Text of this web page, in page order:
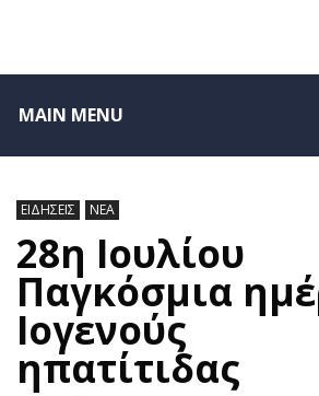
MAIN MENU
ΕΙΔΗΣΕΙΣ ΝΕΑ
28η Ιουλίου
Παγκόσμια
Ιογενούς
ηπατίτιδας